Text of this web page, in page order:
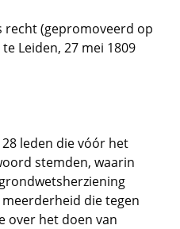
recht (gepromoveerd op
Leiden, 27 mei 1809
leden die vóór het
stemden, waarin
die tegen
over het doen van